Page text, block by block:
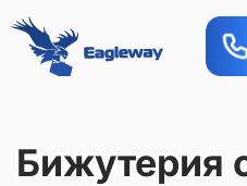
Бижутерия